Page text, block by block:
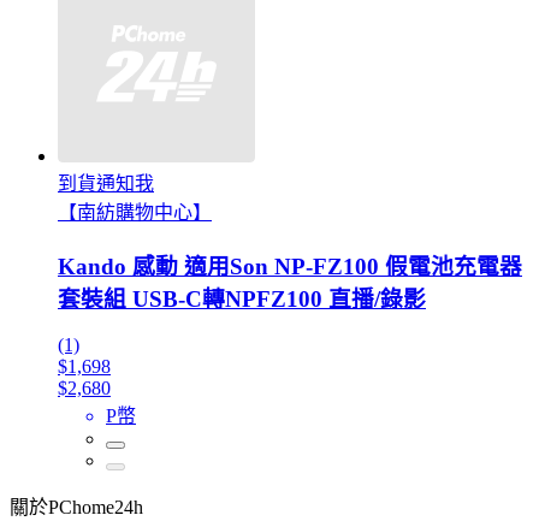
到貨通知我
【南紡購物中心】
Kando 感動 適用Son NP-FZ100 假電池充電器
套裝組 USB-C轉NPFZ100 直播/錄影
(1)
$1,698
$2,680
P幣
關於PChome24h